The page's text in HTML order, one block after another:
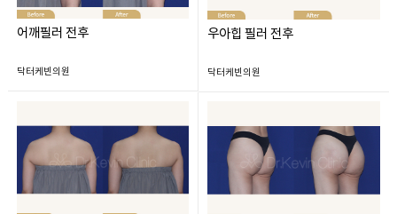
어깨필러 전후
닥터케빈의원
우아힙 필러 전후
닥터케빈의원